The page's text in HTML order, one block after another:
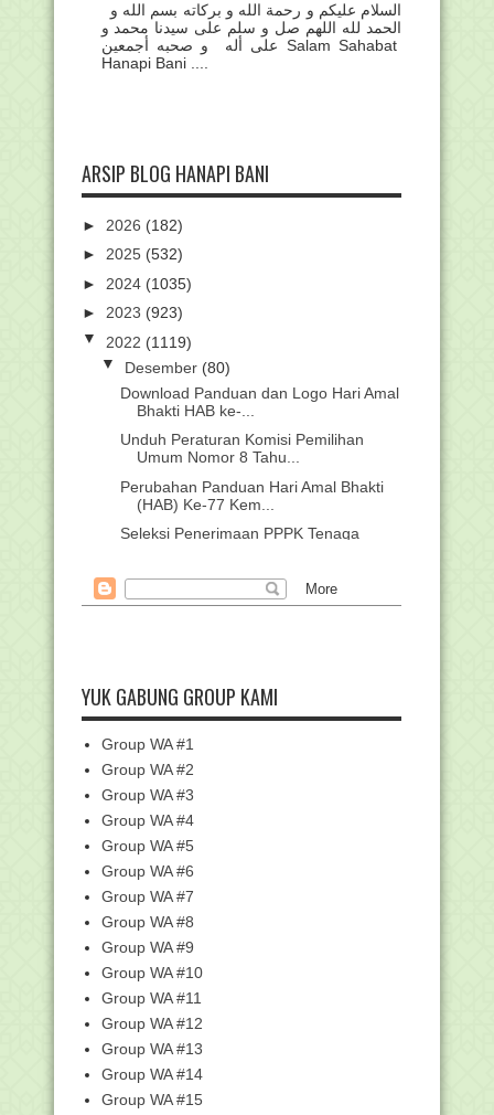
الحمد لله اللهم صل و سلم على سيدنا محمد و
على أله و صحبه أجمعين Salam Sahabat
Hanapi Bani ....
ARSIP BLOG HANAPI BANI
► 2026 (182)
► 2025 (532)
► 2024 (1035)
► 2023 (923)
▼ 2022 (1119)
▼ Desember (80)
Download Panduan dan Logo Hari Amal
Bhakti HAB ke-...
Unduh Peraturan Komisi Pemilihan
Umum Nomor 8 Tahu...
Perubahan Panduan Hari Amal Bhakti
(HAB) Ke-77 Kem...
Seleksi Penerimaan PPPK Tenaga
Edaran Batas Waktu Pencairan
Tunjangan Insentif Gu...
Seleksi PPPK Guru Kelas
Buku petunjuk teknis Helpdesk SSCASN
Ayah dan Ibuku, Guru Jaman Now....!!!!
Download Silabus SBdP SD/MI
Kurikulum 2013
10 Manfaat Rokok bagi Kesehatan yang
Disembunyikan
214.306 ASN Kemenag Ikuti Survei
Indeks Profesiona...
Juknis Penyusunan SKP dan Penilaian
SKP pada Aplik...
Edaran Pelaksanaan dan Juknis CAT
Indeks Profesion...
TALQIN MAYIT BAGI ORANG NU
Besok, Ribuan ASN Kemenag Ikuti
Survei Indeks Prof...
Hari Ini Peringatan 18 Tahun Tsunami
Aceh, Kenali ...
YUK GABUNG GROUP KAMI
Group WA #1
Group WA #2
Group WA #3
Group WA #4
Group WA #5
Group WA #6
Group WA #7
Group WA #8
Group WA #9
Group WA #10
Group WA #11
Group WA #12
Group WA #13
Group WA #14
Group WA #15